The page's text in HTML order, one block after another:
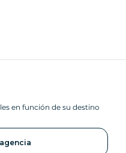
en función de su destino